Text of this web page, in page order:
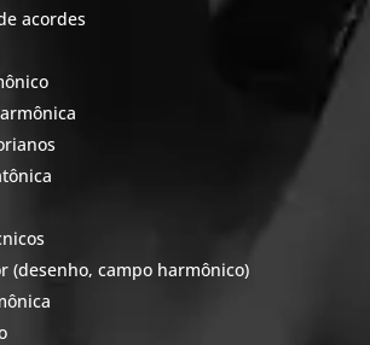
acordes
(desenho, campo harmônico)